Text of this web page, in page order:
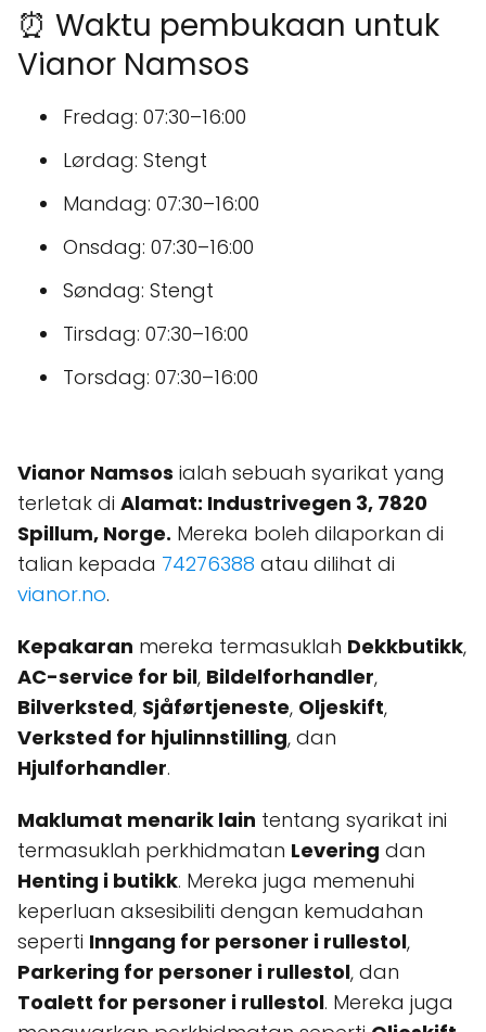
⏰ Waktu pembukaan untuk
Vianor Namsos
Fredag: 07:30–16:00
Lørdag: Stengt
Mandag: 07:30–16:00
Onsdag: 07:30–16:00
Søndag: Stengt
Tirsdag: 07:30–16:00
Torsdag: 07:30–16:00
Vianor Namsos ialah sebuah syarikat yang
terletak di Alamat: Industrivegen 3, 7820
Spillum, Norge. Mereka boleh dilaporkan di
talian kepada 74276388 atau dilihat di
vianor.no.
Kepakaran mereka termasuklah Dekkbutikk,
AC-service for bil, Bildelforhandler,
Bilverksted, Sjåførtjeneste, Oljeskift,
Verksted for hjulinnstilling, dan
Hjulforhandler.
Maklumat menarik lain tentang syarikat ini
termasuklah perkhidmatan Levering dan
Henting i butikk. Mereka juga memenuhi
keperluan aksesibiliti dengan kemudahan
seperti Inngang for personer i rullestol,
Parkering for personer i rullestol, dan
Toalett for personer i rullestol. Mereka juga